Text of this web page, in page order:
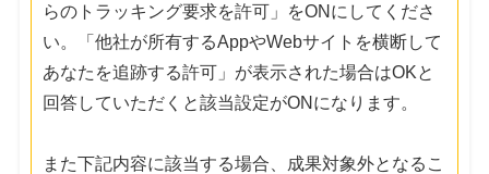
らのトラッキング要求を許可」をONにしてくださ
い。「他社が所有するAppやWebサイトを横断して
あなたを追跡する許可」が表示された場合はOKと
回答していただくと該当設定がONになります。
また下記内容に該当する場合、成果対象外となるこ